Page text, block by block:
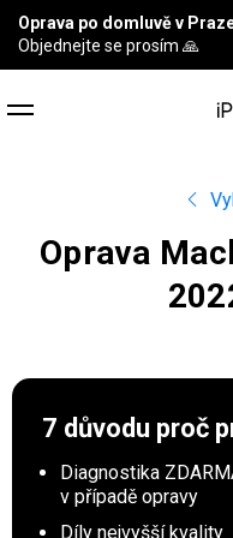
Oprava po domluvě v
Objednejte se prosím 🙏
Oprava
7 důvodu proč
Diagnostika
v případě opravy
Díly nejvyšší kvality